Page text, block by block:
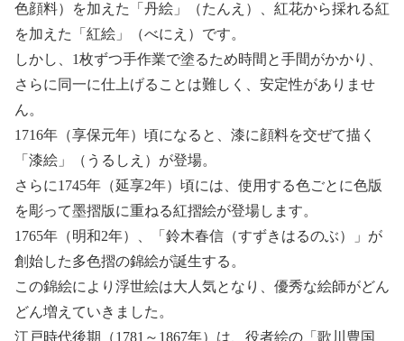
色顔料）を加えた「丹絵」（たんえ）、紅花から採れる紅
を加えた「紅絵」（べにえ）です。
しかし、1枚ずつ手作業で塗るため時間と手間がかかり、
さらに同一に仕上げることは難しく、安定性がありませ
ん。
1716年（享保元年）頃になると、漆に顔料を交ぜて描く
「漆絵」（うるしえ）が登場。
さらに1745年（延享2年）頃には、使用する色ごとに色版
を彫って墨摺版に重ねる紅摺絵が登場します。
1765年（明和2年）、「鈴木春信（すずきはるのぶ）」が
創始した多色摺の錦絵が誕生する。
この錦絵により浮世絵は大人気となり、優秀な絵師がどん
どん増えていきました。
江戸時代後期（1781～1867年）は、役者絵の「歌川豊国